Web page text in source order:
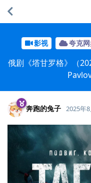
影视 夸克
俄剧《塔甘罗格》（
奔跑的兔子 2025年